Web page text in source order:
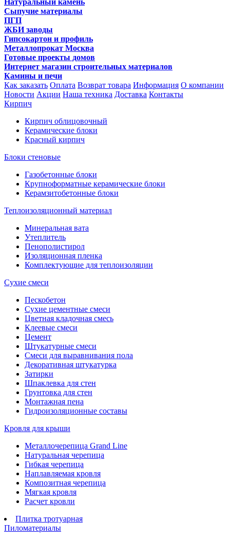
Сыпучие материалы
ПГП
ЖБИ заводы
Гипсокартон и профиль
Металлопрокат Москва
Готовые проекты домов
Интернет магазин строительных материалов
Камины и печи
Как заказать Оплата Возврат товара Информация О компании
Новости Акции Наша техника Доставка Контакты
Кирпич
Кирпич облицовочный
Керамические блоки
Красный кирпич
Блоки стеновые
Газобетонные блоки
Крупноформатные керамические блоки
Керамзитобетонные блоки
Теплоизоляционный материал
Минеральная вата
Утеплитель
Пенополистирол
Изоляционная пленка
Комплектующие для теплоизоляции
Сухие смеси
Пескобетон
Сухие цементные смеси
Цветная кладочная смесь
Клеевые смеси
Цемент
Штукатурные смеси
Смеси для выравнивания пола
Декоративная штукатурка
Затирки
Шпаклевка для стен
Грунтовка для стен
Монтажная пена
Гидроизоляционные составы
Кровля для крыши
Металлочерепица Grand Line
Натуральная черепица
Гибкая черепица
Наплавляемая кровля
Композитная черепица
Мягкая кровля
Расчет кровли
Плитка тротуарная
Пиломатериалы